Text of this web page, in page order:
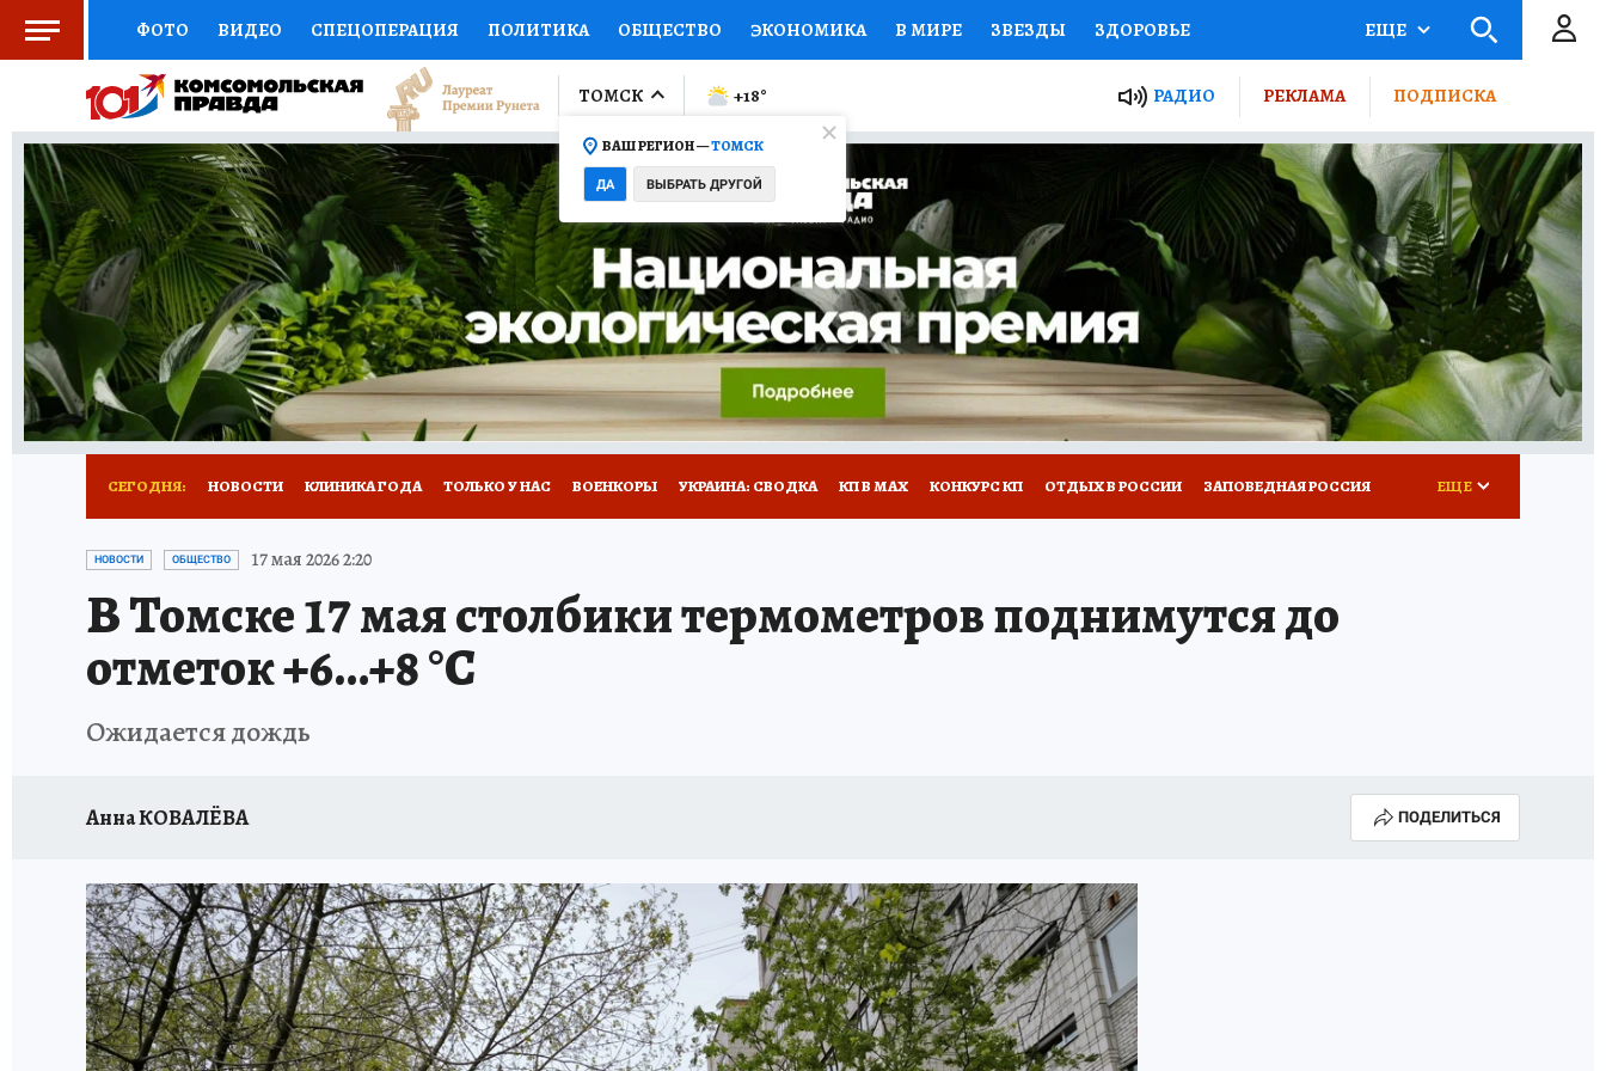
ФОТО ВИДЕО СПЕЦОПЕРАЦИЯ ПОЛИТИКА ОБЩЕСТВО ЭКОНОМИКА В МИРЕ ЗВЕЗДЫ ЗДОРОВЬЕ
СОЦПОДДЕРЖКА НАУКА СПОРТ КОЛУМНИСТЫ ПРОИСШЕСТВИЯ НАЦИОНАЛЬНЫЕ ПРОЕКТЫ РОССИИ
ВЫБОР ЭКСПЕРТОВ ДОКТОР ФИНАНСЫ ОТКРЫВАЕМ МИР Я ЗНАЮ СЕМЬЯ ЖЕНСКИЕ СЕКРЕТЫ ПУТЕВОДИТЕЛЬ
КНИЖНАЯ ПОЛКА ПРОГНОЗЫ НА СПОРТ ПРОМОКОДЫ СЕРИАЛЫ СПЕЦПРОЕКТЫ ДЕФИЦИТ ЖЕЛЕЗА ТУРИЗМ
ПРЕСС-ЦЕНТР НЕДВИЖИМОСТЬ ТЕЛЕВИЗОР КОЛЛЕКЦИИ КОНКУРСЫ РАБОТА У НАС ГИД ПОТРЕБИТЕЛЯ ВСЕ О КП
РАДИО КП РЕКЛАМА ТЕСТЫ НОВОЕ НА САЙТЕ
ЕЩЕ
ТОМСК
ВАШ РЕГИОН —ТОМСК
ДА ВЫБРАТЬ ДРУГОЙ
+18° РАДИО РЕКЛАМА ПОДПИСКА
СЕГОДНЯ: НОВОСТИ КЛИНИКА ГОДА ТОЛЬКО У НАС ВОЕНКОРЫ УКРАИНА: СВОДКА КП В МАХ КОНКУРС КП ОТДЫХ В РОССИИ ЗАПОВЕДНАЯ РОССИЯ
ПРОИСШЕСТВИЯ АФИША
ЕЩЕ
НОВОСТИ ОБЩЕСТВО 17 мая 2026 2:20
В Томске 17 мая столбики термометров поднимутся до
отметок +6…+8 °С
Ожидается дождь
Анна КОВАЛЁВА ПОДЕЛИТЬСЯ